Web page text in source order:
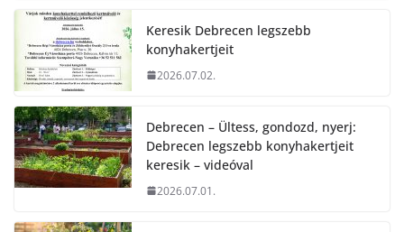
Keresik Debrecen legszebb
konyhakertjeit
2026.07.02.
Debrecen – Ültess, gondozd, nyerj:
Debrecen legszebb konyhakertjeit
keresik – videóval
2026.07.01.